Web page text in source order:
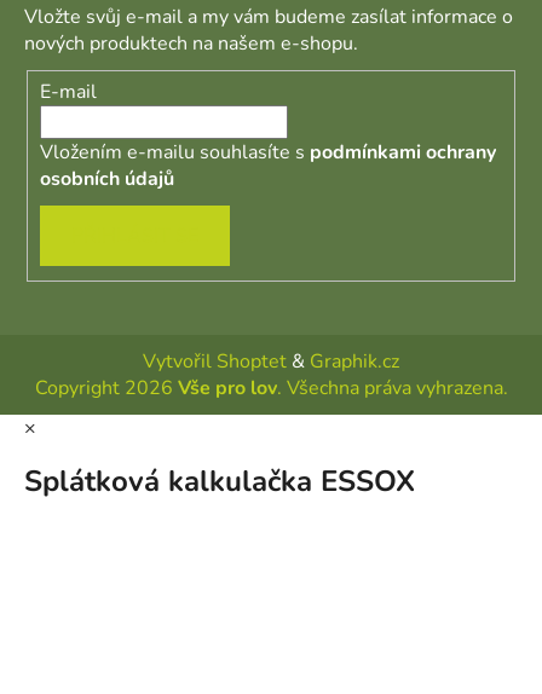
Vložte svůj e-mail a my vám budeme zasílat informace o
nových produktech na našem e-shopu.
E-mail
Vložením e-mailu souhlasíte s podmínkami ochrany
osobních údajů
Vytvořil Shoptet & Graphik.cz
Copyright 2026 Vše pro lov. Všechna práva vyhrazena.
×
Splátková kalkulačka ESSOX